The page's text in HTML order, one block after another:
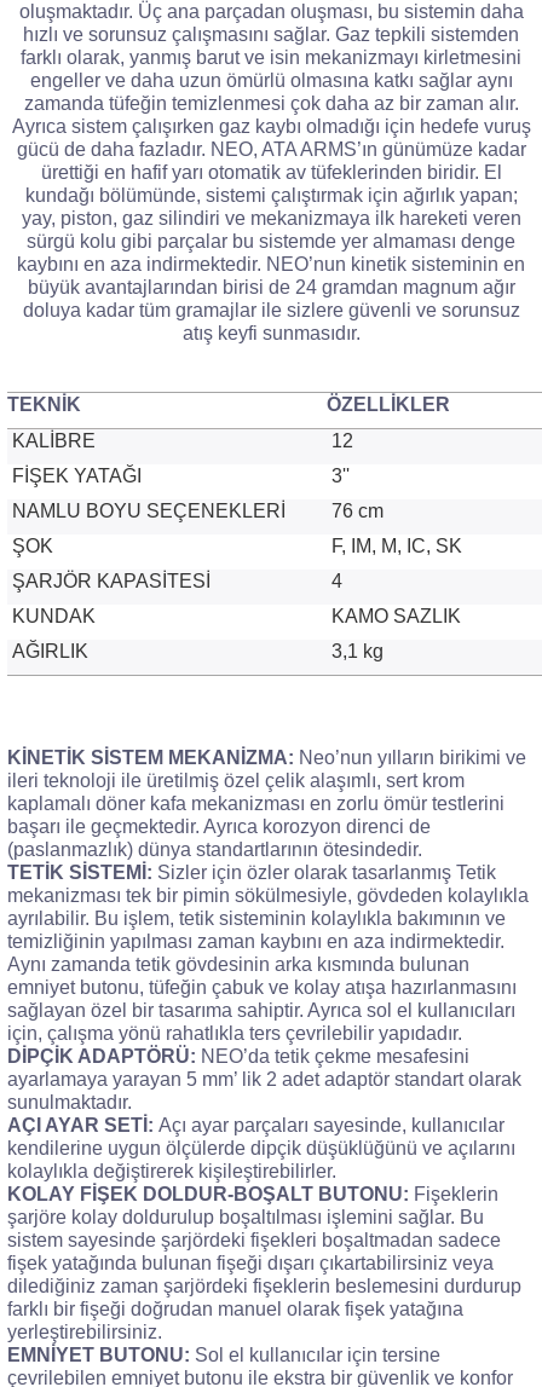
oluşmaktadır. Üç ana parçadan oluşması, bu sistemin daha
hızlı ve sorunsuz çalışmasını sağlar. Gaz tepkili sistemden
farklı olarak, yanmış barut ve isin mekanizmayı kirletmesini
engeller ve daha uzun ömürlü olmasına katkı sağlar aynı
zamanda tüfeğin temizlenmesi çok daha az bir zaman alır.
Ayrıca sistem çalışırken gaz kaybı olmadığı için hedefe vuruş
gücü de daha fazladır. NEO, ATA ARMS’ın günümüze kadar
ürettiği en hafif yarı otomatik av tüfeklerinden biridir. El
kundağı bölümünde, sistemi çalıştırmak için ağırlık yapan;
yay, piston, gaz silindiri ve mekanizmaya ilk hareketi veren
sürgü kolu gibi parçalar bu sistemde yer almaması denge
kaybını en aza indirmektedir. NEO’nun kinetik sisteminin en
büyük avantajlarından birisi de 24 gramdan magnum ağır
doluya kadar tüm gramajlar ile sizlere güvenli ve sorunsuz
atış keyfi sunmasıdır.
TEKNİK
ÖZELLİKLER
KALİBRE
12
FİŞEK YATAĞI
3''
NAMLU BOYU SEÇENEKLERİ
76 cm
ŞOK
F, IM, M, IC, SK
ŞARJÖR KAPASİTESİ
4
KUNDAK
KAMO SAZLIK
AĞIRLIK
3,1 kg
KİNETİK SİSTEM MEKANİZMA: Neo’nun yılların birikimi ve
ileri teknoloji ile üretilmiş özel çelik alaşımlı, sert krom
kaplamalı döner kafa mekanizması en zorlu ömür testlerini
başarı ile geçmektedir. Ayrıca korozyon direnci de
(paslanmazlık) dünya standartlarının ötesindedir.
TETİK SİSTEMİ: Sizler için özler olarak tasarlanmış Tetik
mekanizması tek bir pimin sökülmesiyle, gövdeden kolaylıkla
ayrılabilir. Bu işlem, tetik sisteminin kolaylıkla bakımının ve
temizliğinin yapılması zaman kaybını en aza indirmektedir.
Aynı zamanda tetik gövdesinin arka kısmında bulunan
emniyet butonu, tüfeğin çabuk ve kolay atışa hazırlanmasını
sağlayan özel bir tasarıma sahiptir. Ayrıca sol el kullanıcıları
için, çalışma yönü rahatlıkla ters çevrilebilir yapıdadır.
DİPÇİK ADAPTÖRÜ: NEO’da tetik çekme mesafesini
ayarlamaya yarayan 5 mm’ lik 2 adet adaptör standart olarak
sunulmaktadır.
AÇI AYAR SETİ: Açı ayar parçaları sayesinde, kullanıcılar
kendilerine uygun ölçülerde dipçik düşüklüğünü ve açılarını
kolaylıkla değiştirerek kişileştirebilirler.
KOLAY FİŞEK DOLDUR-BOŞALT BUTONU: Fişeklerin
şarjöre kolay doldurulup boşaltılması işlemini sağlar. Bu
sistem sayesinde şarjördeki fişekleri boşaltmadan sadece
fişek yatağında bulunan fişeği dışarı çıkartabilirsiniz veya
dilediğiniz zaman şarjördeki fişeklerin beslemesini durdurup
farklı bir fişeği doğrudan manuel olarak fişek yatağına
yerleştirebilirsiniz.
EMNİYET BUTONU: Sol el kullanıcılar için tersine
çevrilebilen emniyet butonu ile ekstra bir güvenlik ve konfor